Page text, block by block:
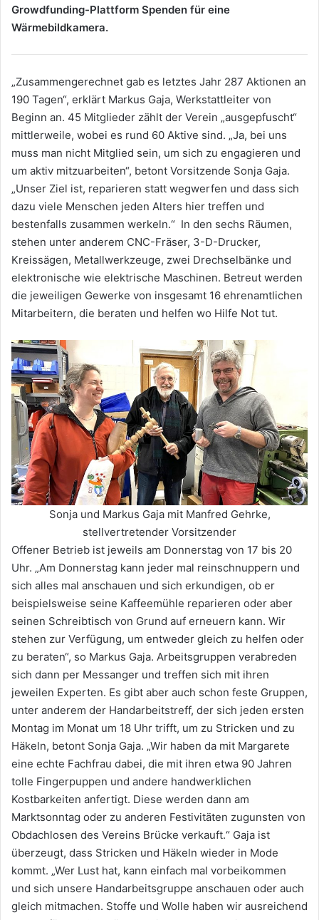
Growdfunding-Plattform Spenden für eine
Wärmebildkamera.
„Zusammengerechnet gab es letztes Jahr 287 Aktionen an
190 Tagen“, erklärt Markus Gaja, Werkstattleiter von
Beginn an. 45 Mitglieder zählt der Verein „ausgepfuscht“
mittlerweile, wobei es rund 60 Aktive sind. „Ja, bei uns
muss man nicht Mitglied sein, um sich zu engagieren und
um aktiv mitzuarbeiten“, betont Vorsitzende Sonja Gaja.
„Unser Ziel ist, reparieren statt wegwerfen und dass sich
dazu viele Menschen jeden Alters hier treffen und
bestenfalls zusammen werkeln.“ In den sechs Räumen,
stehen unter anderem CNC-Fräser, 3-D-Drucker,
Kreissägen, Metallwerkzeuge, zwei Drechselbänke und
elektronische wie elektrische Maschinen. Betreut werden
die jeweiligen Gewerke von insgesamt 16 ehrenamtlichen
Mitarbeitern, die beraten und helfen wo Hilfe Not tut.
Sonja und Markus Gaja mit Manfred Gehrke,
stellvertretender Vorsitzender
Offener Betrieb ist jeweils am Donnerstag von 17 bis 20
Uhr. „Am Donnerstag kann jeder mal reinschnuppern und
sich alles mal anschauen und sich erkundigen, ob er
beispielsweise seine Kaffeemühle reparieren oder aber
seinen Schreibtisch von Grund auf erneuern kann. Wir
stehen zur Verfügung, um entweder gleich zu helfen oder
zu beraten“, so Markus Gaja. Arbeitsgruppen verabreden
sich dann per Messanger und treffen sich mit ihren
jeweilen Experten. Es gibt aber auch schon feste Gruppen,
unter anderem der Handarbeitstreff, der sich jeden ersten
Montag im Monat um 18 Uhr trifft, um zu Stricken und zu
Häkeln, betont Sonja Gaja. „Wir haben da mit Margarete
eine echte Fachfrau dabei, die mit ihren etwa 90 Jahren
tolle Fingerpuppen und andere handwerklichen
Kostbarkeiten anfertigt. Diese werden dann am
Marktsonntag oder zu anderen Festivitäten zugunsten von
Obdachlosen des Vereins Brücke verkauft.“ Gaja ist
überzeugt, dass Stricken und Häkeln wieder in Mode
kommt. „Wer Lust hat, kann einfach mal vorbeikommen
und sich unsere Handarbeitsgruppe anschauen oder auch
gleich mitmachen. Stoffe und Wolle haben wir ausreichend